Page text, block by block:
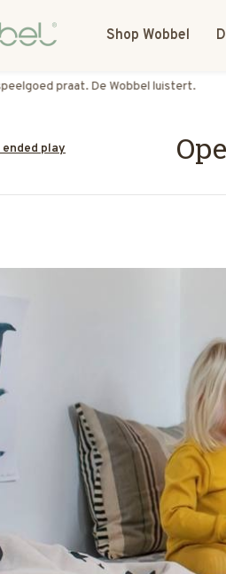
Shop Wobbel
praat. De Wobbel luistert.
ended play